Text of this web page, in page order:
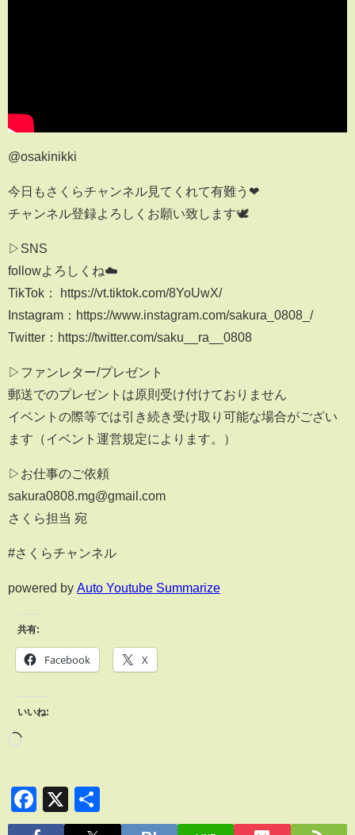
@osakinikki
今日もさくらチャンネル見てくれて有難う❤︎
チャンネル登録よろしくお願い致します🕊️
▷SNS
followよろしくね☁️
TikTok： https://vt.tiktok.com/8YoUwX/
Instagram：https://www.instagram.com/sakura_0808_/
Twitter：https://twitter.com/saku__ra__0808
▷ファンレター/プレゼント
郵送でのプレゼントは原則受け付けておりません
イベントの際等では引き続き受け取り可能な場合がござい
ます（イベント運営規定によります。）
▷お仕事のご依頼
sakura0808.mg@gmail.com
さくら担当 宛
#さくらチャンネル
powered by Auto Youtube Summarize
共有:
Facebook X
いいね:
Facebook
X
有